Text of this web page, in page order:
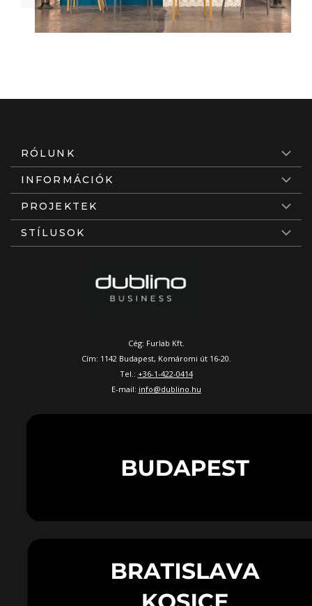
RÓLUNK
INFORMÁCIÓK
PROJEKTEK
STÍLUSOK
Cég: Furlab Kft.
Cím: 1142 Budapest, Komáromi út 16-20.
Tel.: +36-1-422-0414
E-mail: info@dublino.hu